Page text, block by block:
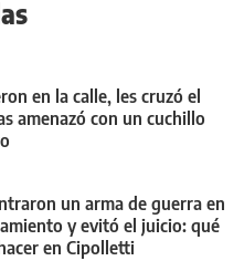
en la calle, les cruzó el
amenazó con un cuchillo
un arma de guerra en
y evitó el juicio: qué
en Cipolletti